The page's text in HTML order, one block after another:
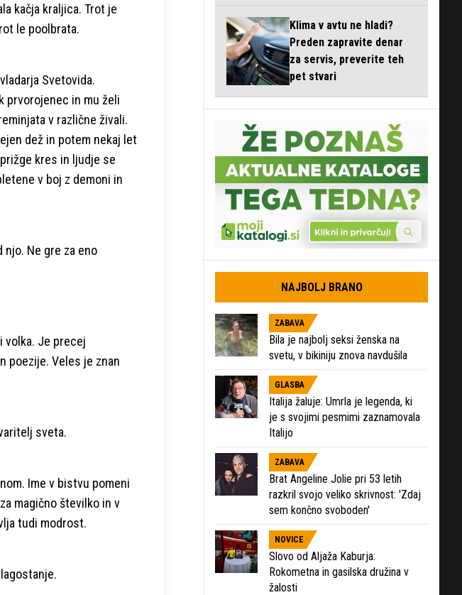
kačja kraljica. Trot je
le poolbrata.
Svetovida.
prvorojenec in mu želi
v različne živali.
dež in potem nekaj let
kres in ljudje se
v boj z demoni in
njo. Ne gre za eno
volka. Je precej
poezije. Veles je znan
sveta.
Ime v bistvu pomeni
magično številko in v
tudi modrost.
Klima v avtu ne hladi?
Preden zapravite denar
za servis, preverite teh
pet stvari
NAJBOLJ BRANO
ZABAVA
Bila je najbolj seksi ženska na
svetu, v bikiniju znova navdušila
GLASBA
Italija žaluje: Umrla je legenda, ki
je s svojimi pesmimi zaznamovala
Italijo
ZABAVA
Brat Angeline Jolie pri 53 letih
razkril svojo veliko skrivnost: 'Zdaj
sem končno svoboden'
NOVICE
Slovo od Aljaža Kaburja:
Rokometna in gasilska družina v
žalosti